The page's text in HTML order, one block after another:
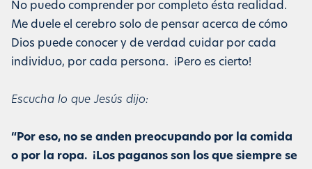
No puedo comprender por completo ésta realidad.
Me duele el cerebro solo de pensar acerca de cómo
Dios puede conocer y de verdad cuidar por cada
individuo, por cada persona. ¡Pero es cierto!
Escucha lo que Jesús dijo:
“Por eso, no se anden preocupando por la comida
o por la ropa. ¡Los paganos son los que siempre se